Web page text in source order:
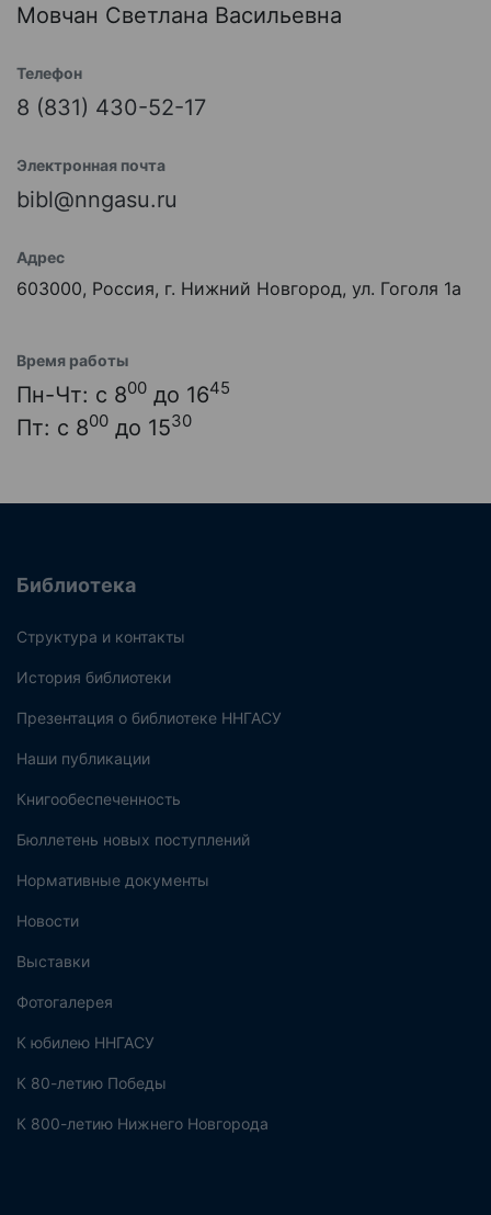
Мовчан Светлана Васильевна
Телефон
8 (831) 430-52-17
Электронная почта
bibl@nngasu.ru
Адрес
603000, Россия, г. Нижний Новгород, ул. Гоголя 1а
Время работы
Пн-Чт: с 800 до 1645
Пт: с 800 до 1530
Библиотека
Структура и контакты
История библиотеки
Презентация о библиотеке ННГАСУ
Наши публикации
Книгообеспеченность
Бюллетень новых поступлений
Нормативные документы
Новости
Выставки
Фотогалерея
К юбилею ННГАСУ
К 80-летию Победы
К 800-летию Нижнего Новгорода